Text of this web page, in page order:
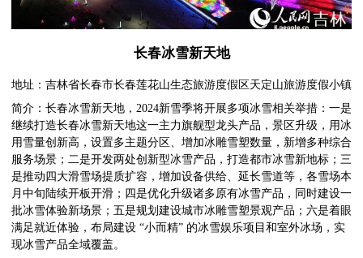
长春冰雪新天地
地址：吉林省长春市长春莲花山生态旅游度假区天定山旅游度假小镇
简介：长春冰雪新天地，2024新雪季将开展多项冰雪相关举措：一是
继续打造长春冰雪新天地这一主力旗舰型龙头产品，景区升级，用冰
用雪量创新高，设置多主题分区、增加冰雕雪塑数量，新增多种综合
服务场景；二是开发两处创新型冰雪产品，打造都市冰雪新地标；三
是推动四大滑雪场提质扩容，增加设备供给、延长雪道等，各雪场本
月中旬陆续开板开滑；四是优化升级诸多原有冰雪产品，同时建设一
批冰雪体验新场景；五是规划建设城市冰雕雪塑景观产品；六是着眼
满足就近体验，布局建设 “小而精” 的冰雪娱乐项目和室外冰场，实
现冰雪产品全域覆盖。